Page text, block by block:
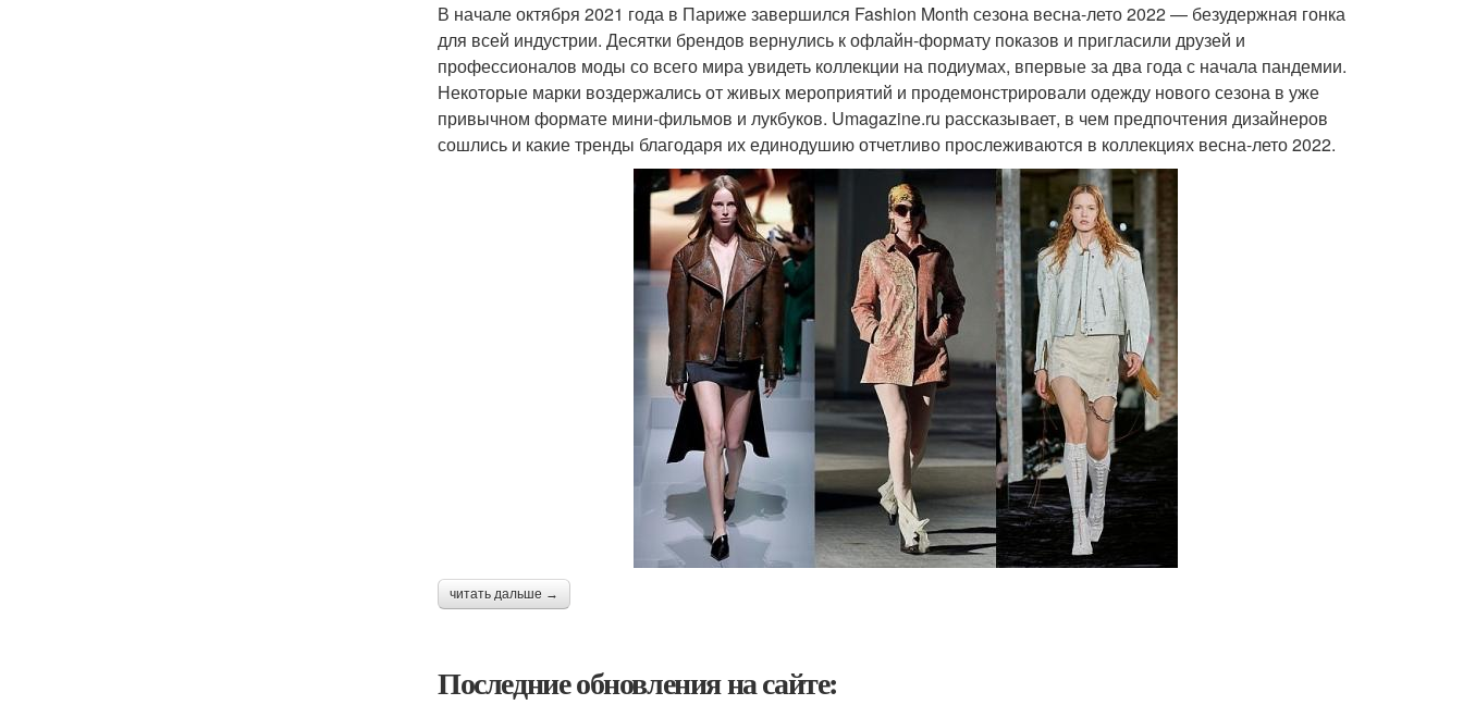
В начале октября 2021 года в Париже завершился Fashion Month сезона весна-лето 2022 — безудержная гонка
для всей индустрии. Десятки брендов вернулись к офлайн-формату показов и пригласили друзей и
профессионалов моды со всего мира увидеть коллекции на подиумах, впервые за два года с начала пандемии.
Некоторые марки воздержались от живых мероприятий и продемонстрировали одежду нового сезона в уже
привычном формате мини-фильмов и лукбуков. Umagazine.ru рассказывает, в чем предпочтения дизайнеров
сошлись и какие тренды благодаря их единодушию отчетливо прослеживаются в коллекциях весна-лето 2022.
читать дальше →
Последние обновления на сайте: